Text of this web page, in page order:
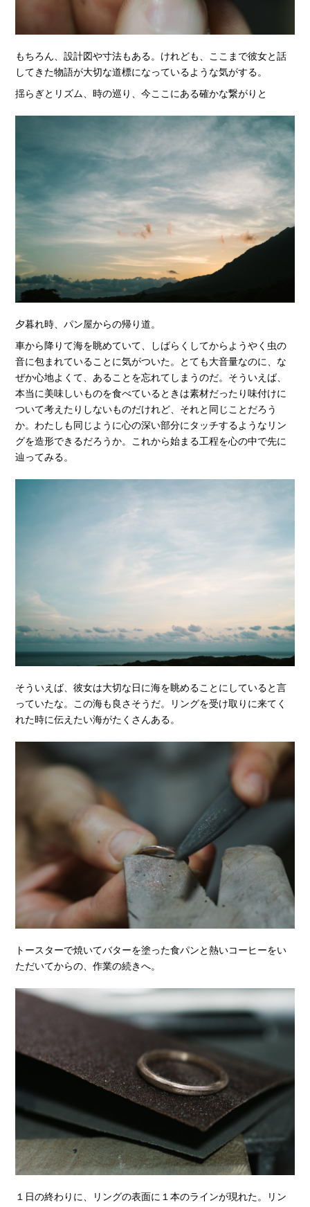
もちろん、設計図や寸法もある。けれども、ここまで彼女と話
してきた物語が大切な道標になっているような気がする。
揺らぎとリズム、時の巡り、今ここにある確かな繋がりと
夕暮れ時、パン屋からの帰り道。
車から降りて海を眺めていて、しばらくしてからようやく虫の
音に包まれていることに気がついた。とても大音量なのに、な
ぜか心地よくて、あることを忘れてしまうのだ。そういえば、
本当に美味しいものを食べているときは素材だったり味付けに
ついて考えたりしないものだけれど、それと同じことだろう
か。わたしも同じように心の深い部分にタッチするようなリン
グを造形できるだろうか。これから始まる工程を心の中で先に
辿ってみる。
そういえば、彼女は大切な日に海を眺めることにしていると言
っていたな。この海も良さそうだ。リングを受け取りに来てく
れた時に伝えたい海がたくさんある。
トースターで焼いてバターを塗った食パンと熱いコーヒーをい
ただいてからの、作業の続きへ。
１日の終わりに、リングの表面に１本のラインが現れた。リン